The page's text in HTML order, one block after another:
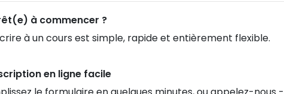
à commencer ?
à un cours est simple, rapide et entièrement flexible.
en ligne facile